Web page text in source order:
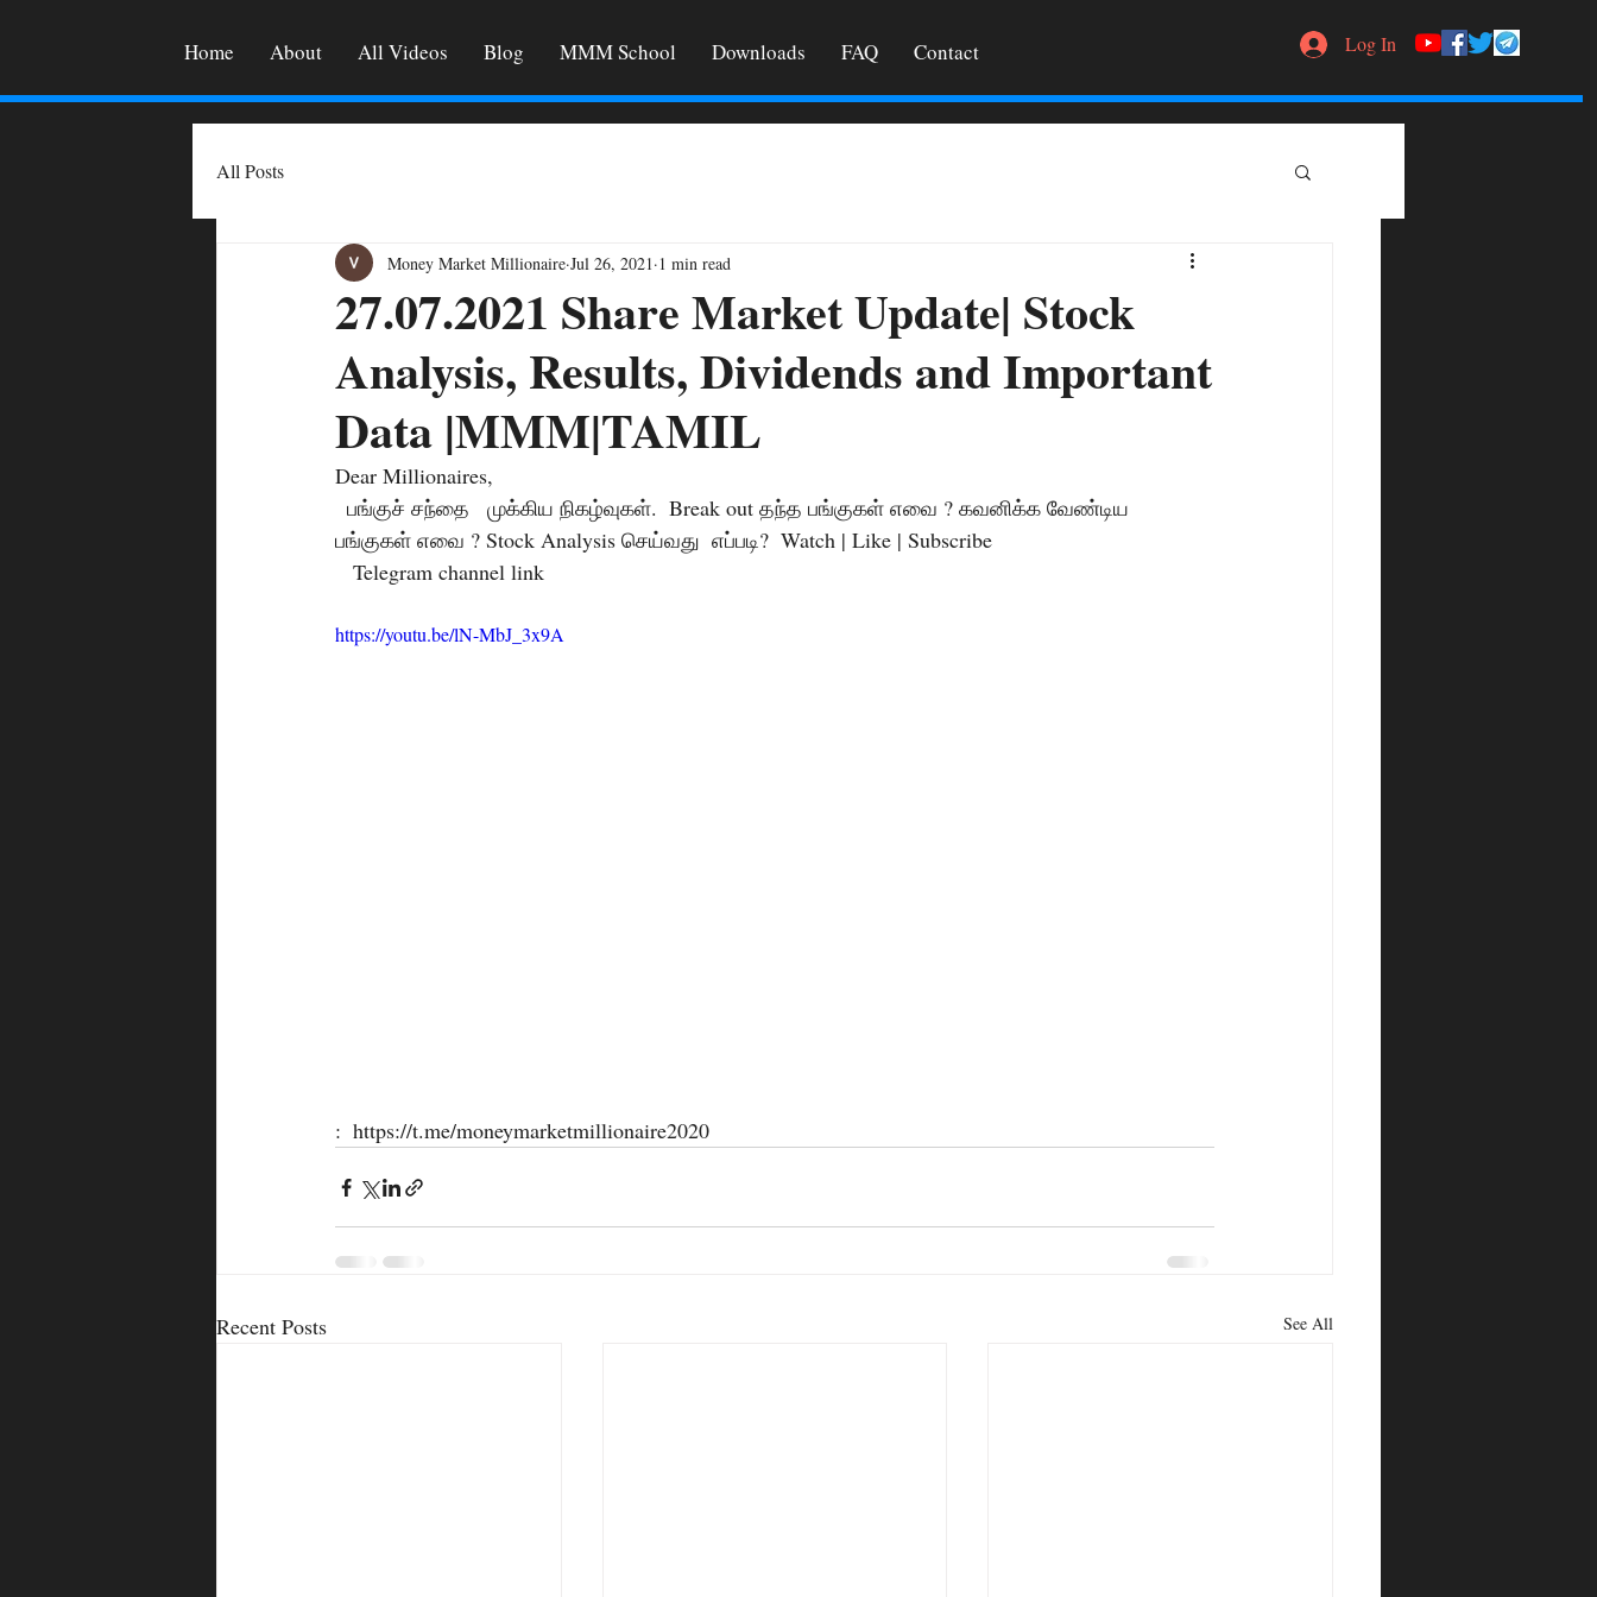
Home About All Videos Blog MMM School Downloads FAQ Contact Log In
All Posts
27.07.2021 Share Market Update| Stock
Analysis, Results, Dividends and Important
Data |MMM|TAMIL
Money Market Millionaire Jul 26, 2021 1 min read
Dear Millionaires,
பங்குகள் எவை ? Stock Analysis செய்வது  எப்படி?  Watch | Like | Subscribe
   Telegram channel link
https://youtu.be/lN-MbJ_3x9A
:  https://t.me/moneymarketmillionaire2020
Recent Posts See All